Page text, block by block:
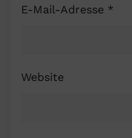
E-Mail-Adresse *
Website